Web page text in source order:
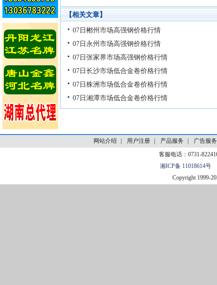
【相关文章】
网站介绍 用户注册 产品服务
广告服务
客服电话：0731-
湘ICP备 11018614号
Copyright 1999-